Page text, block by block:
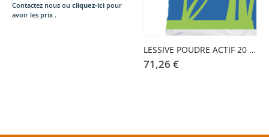
Contactez nous ou cliquez-ici pour
avoir les prix .
LESSIVE POUDRE ACTIF 20 KG
71,26 €